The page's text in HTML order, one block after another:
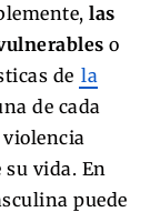
las
o
de la
de cada
vida. En
puede